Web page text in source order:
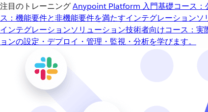
注目のトレーニングAnypoint Platform 入門基礎コース：
ス：機能要件と非機能要件を満たすインテグレーションソ
インテグレーションソリューション技術者向けコース：実
ョンの設定・デプロイ・管理・監視・分析を学びます。